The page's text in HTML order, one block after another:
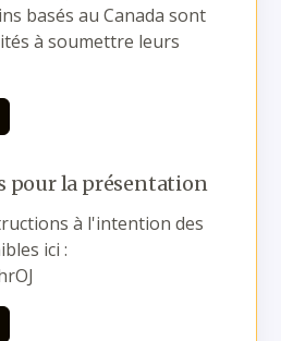
basés au Canada sont
à soumettre leurs
pour la présentation
à l'intention des
ici :